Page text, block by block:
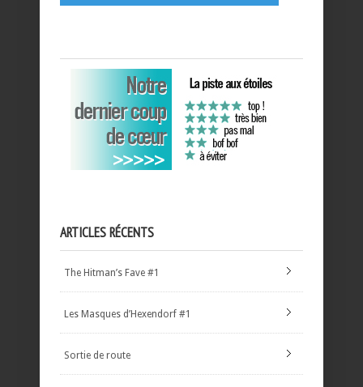
ARTICLES RÉCENTS
The Hitman’s Fave #1
Les Masques d’Hexendorf #1
Sortie de route